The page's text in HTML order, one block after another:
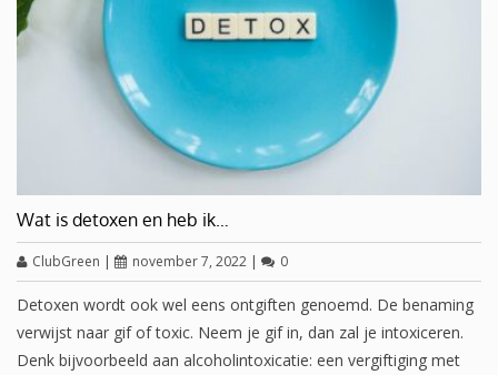
Wat is detoxen en heb ik…
ClubGreen | november 7, 2022 | 0
Detoxen wordt ook wel eens ontgiften genoemd. De benaming
verwijst naar gif of toxic. Neem je gif in, dan zal je intoxiceren.
Denk bijvoorbeeld aan alcoholintoxicatie: een vergiftiging met